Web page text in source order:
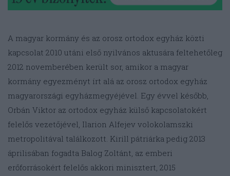
A magyar kormány és az orosz ortodox egyház közti
kapcsolat 2010 utáni első nyilvános aktusára feltehetőleg
2012 novemberében került sor, amikor a magyar
kormány egyezményt írt alá az orosz ortodox egyház
magyarországi egyházmegyéjével. Egy évvel később,
Orbán Viktor az ortodox egyház külső kapcsolatokért
felelős vezetőjével, Ilarion Alfejev volokolamszki
metropolitával találkozott. Kirill pátriárka pedig 2013
áprilisában fogadta Balog Zoltánt, az emberi
erőforrásokért felelős akkori minisztert, 2015